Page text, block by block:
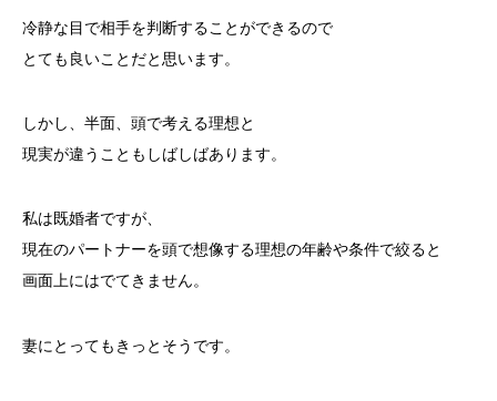
冷静な目で相手を判断することができるので
とても良いことだと思います。
しかし、半面、頭で考える理想と
現実が違うこともしばしばあります。
私は既婚者ですが、
現在のパートナーを頭で想像する理想の年齢や条件で絞ると
画面上にはでてきません。
妻にとってもきっとそうです。